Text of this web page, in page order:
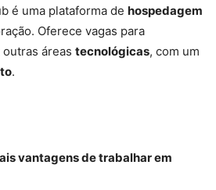
é uma plataforma de hospedagem
Oferece vagas para
áreas tecnológicas, com um
.
vantagens de trabalhar em